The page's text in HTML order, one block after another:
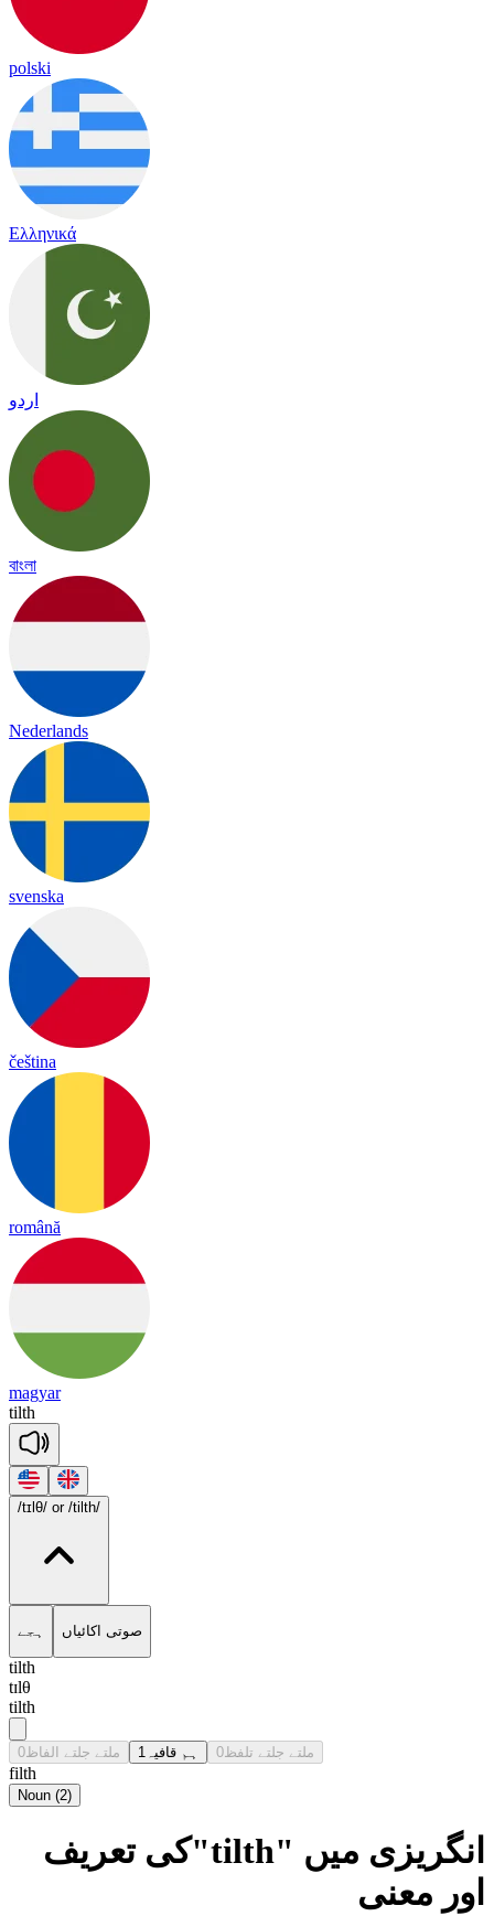
polski
Ελληνικά
اردو
বাংলা
Nederlands
svenska
čeština
română
magyar
tilth
/tɪlθ/ or /tilth/
ہجے صوتی اکائیاں
tilth
tɪlθ
tilth
ملتے جلتے الفاظ 0 ہم قافیہ 1 ملتے جلتے تلفظ 0
filth
Noun (2)
انگریزی میں "tilth"کی تعریف
اور معنی